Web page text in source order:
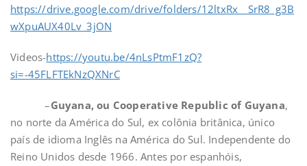
https://drive.google.com/drive/folders/12ltxRx__SrR8_g3B
wXpuAUX40Lv_3jON
Videos-https://youtu.be/4nLsPtmF1zQ?
si=-45FLFTEkNzQXNrC
–Guyana, ou Cooperative Republic of Guyana,
no norte da América do Sul, ex colônia britânica, único
país de idioma Inglês na América do Sul. Independente do
Reino Unidos desde 1966. Antes por espanhóis,